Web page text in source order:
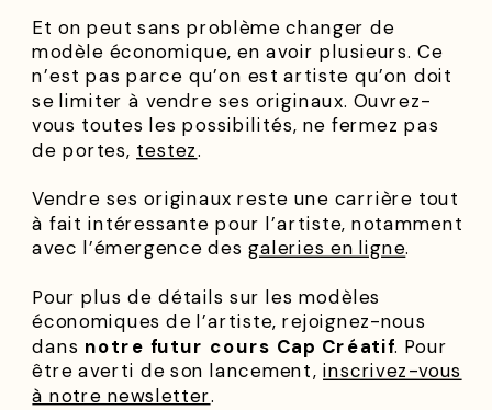
Et on peut sans problème changer de
modèle économique, en avoir plusieurs. Ce
n’est pas parce qu’on est artiste qu’on doit
se limiter à vendre ses originaux. Ouvrez-
vous toutes les possibilités, ne fermez pas
de portes, testez.
Vendre ses originaux reste une carrière tout
à fait intéressante pour l’artiste, notamment
avec l’émergence desgaleries en ligne.
Pour plus de détails sur les modèles
économiques de l’artiste, rejoignez-nous
dans notre futur cours Cap Créatif. Pour
être averti de son lancement,inscrivez-vous
à notre newsletter.